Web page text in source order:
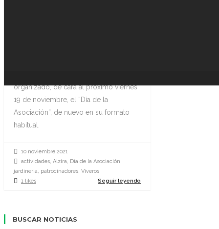
organizado, de cara al próximo viernes
19 de noviembre, el “Día de la
Asociación”, de nuevo en su formato
habitual.
10 noviembre 2021
actividades, Alzira, Día de la Asociación,
jardineria, patrocinadores, Viveros
1 likes
Seguir leyendo
BUSCAR NOTICIAS